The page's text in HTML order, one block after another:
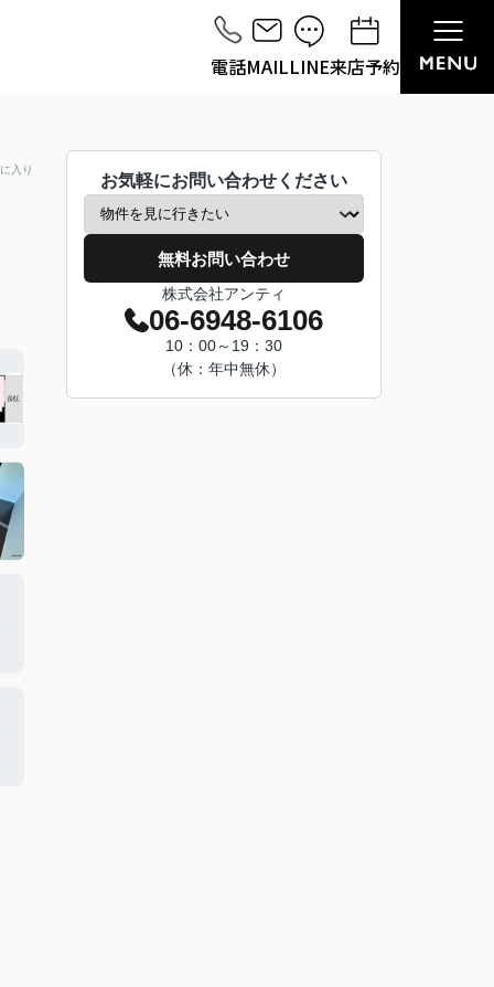
電話MAILLINE来店予約
入り
お気軽にお問い合わせください
無料お問い合わせ
株式会社アンティ
06-6948-6106
10：00～19：30
（休：年中無休）